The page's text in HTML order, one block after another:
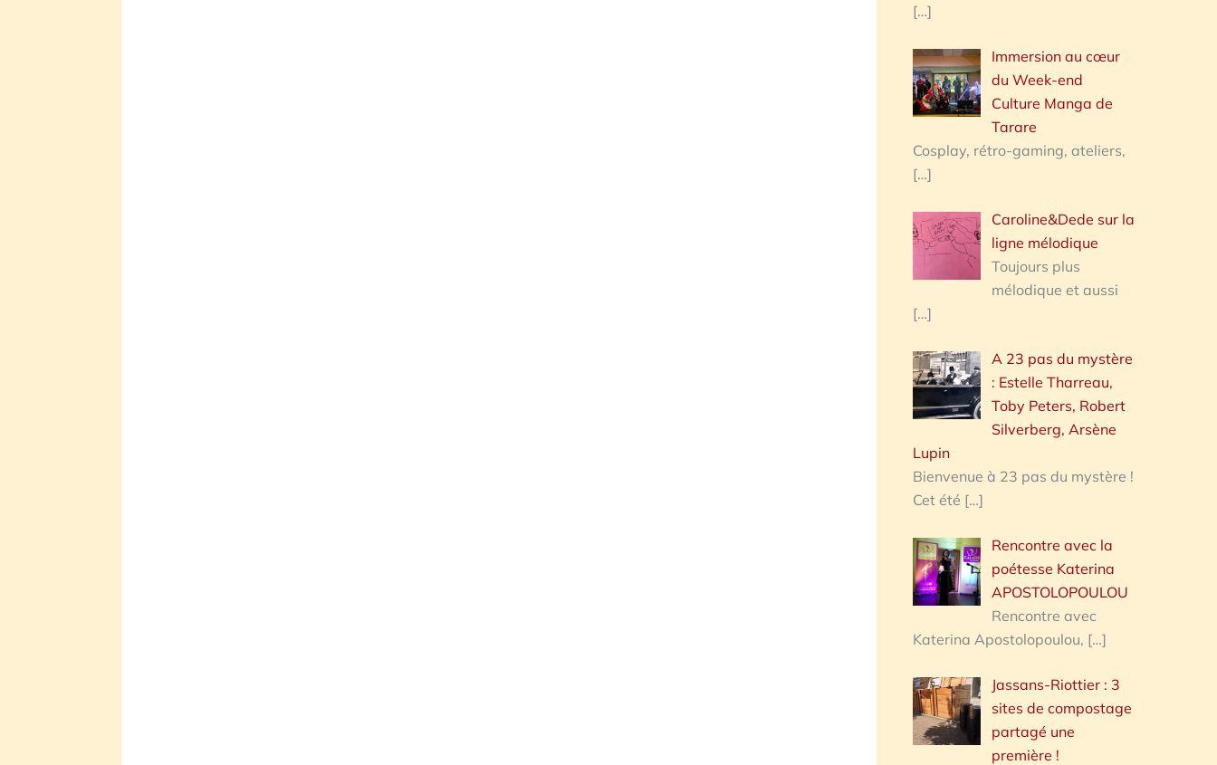
[…]
Immersion au cœur
du Week-end
Culture Manga de
Tarare
Cosplay, rétro-gaming, ateliers,
[…]
Caroline&Dede sur la
ligne mélodique
Toujours plus
mélodique et aussi
[…]
A 23 pas du mystère
: Estelle Tharreau,
Toby Peters, Robert
Silverberg, Arsène
Lupin
Bienvenue à 23 pas du mystère !
Cet été […]
Rencontre avec la
poétesse Katerina
APOSTOLOPOULOU
Rencontre avec
Katerina Apostolopoulou, […]
Jassans-Riottier : 3
sites de compostage
partagé une
première !